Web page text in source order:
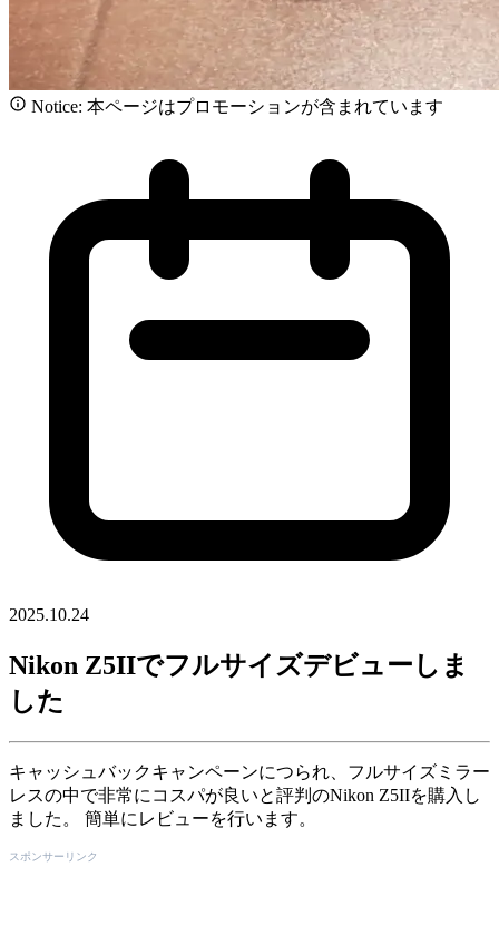
Notice: 本ページはプロモーションが含まれています
2025.10.24
Nikon Z5IIでフルサイズデビューしま
した
キャッシュバックキャンペーンにつられ、フルサイズミラー
レスの中で非常にコスパが良いと評判のNikon Z5IIを購入し
ました。 簡単にレビューを行います。
スポンサーリンク